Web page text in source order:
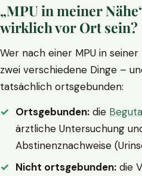
„MPU in meiner
wirklich vor Ort sein?
Wer nach einer MPU in
zwei verschiedene Dinge –
tatsächlich ortsgebunden:
Ortsgebunden: die
ärztliche Untersuchung
Abstinenznachweise
Nicht ortsgebunden: die